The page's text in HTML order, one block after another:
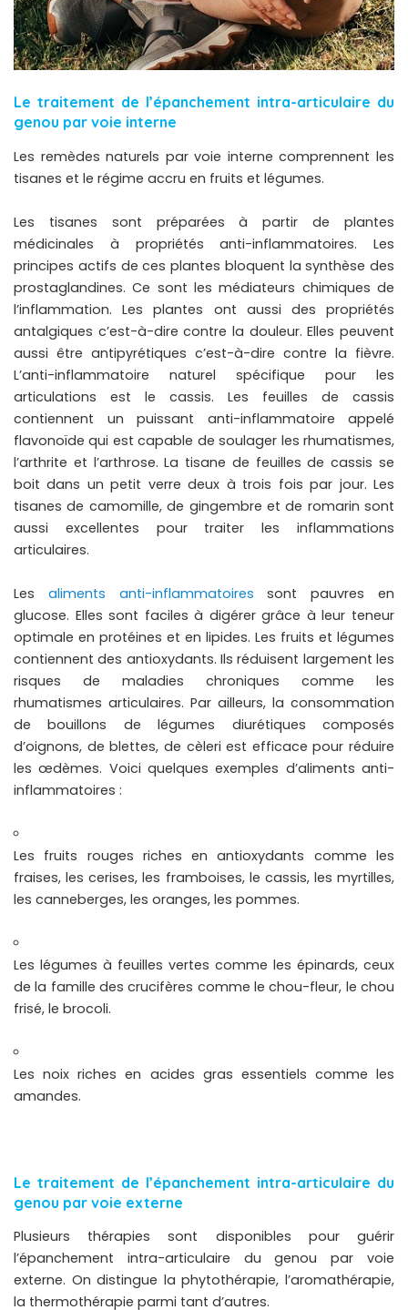
Le traitement de l’épanchement intra-articulaire du
genou par voie interne
Les remèdes naturels par voie interne comprennent les
tisanes et le régime accru en fruits et légumes.
Les tisanes sont préparées à partir de plantes
médicinales à propriétés anti-inflammatoires. Les
principes actifs de ces plantes bloquent la synthèse des
prostaglandines. Ce sont les médiateurs chimiques de
l’inflammation. Les plantes ont aussi des propriétés
antalgiques c’est-à-dire contre la douleur. Elles peuvent
aussi être antipyrétiques c’est-à-dire contre la fièvre.
L’anti-inflammatoire naturel spécifique pour les
articulations est le cassis. Les feuilles de cassis
contiennent un puissant anti-inflammatoire appelé
flavonoïde qui est capable de soulager les rhumatismes,
l’arthrite et l’arthrose. La tisane de feuilles de cassis se
boit dans un petit verre deux à trois fois par jour. Les
tisanes de camomille, de gingembre et de romarin sont
aussi excellentes pour traiter les inflammations
articulaires.
Les aliments anti-inflammatoires sont pauvres en
glucose. Elles sont faciles à digérer grâce à leur teneur
optimale en protéines et en lipides. Les fruits et légumes
contiennent des antioxydants. Ils réduisent largement les
risques de maladies chroniques comme les
rhumatismes articulaires. Par ailleurs, la consommation
de bouillons de légumes diurétiques composés
d’oignons, de blettes, de cèleri est efficace pour réduire
les œdèmes. Voici quelques exemples d’aliments anti-
inflammatoires :
Les fruits rouges riches en antioxydants comme les
fraises, les cerises, les framboises, le cassis, les myrtilles,
les canneberges, les oranges, les pommes.
Les légumes à feuilles vertes comme les épinards, ceux
de la famille des crucifères comme le chou-fleur, le chou
frisé, le brocoli.
Les noix riches en acides gras essentiels comme les
amandes.
Le traitement de l’épanchement intra-articulaire du
genou par voie externe
Plusieurs thérapies sont disponibles pour guérir
l’épanchement intra-articulaire du genou par voie
externe. On distingue la phytothérapie, l’aromathérapie,
la thermothérapie parmi tant d’autres.